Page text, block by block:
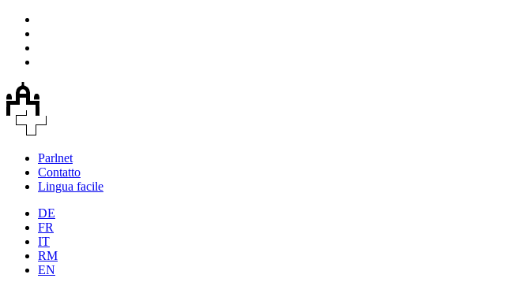
Parlnet
Contatto
Lingua facile
DE
FR
IT
RM
EN